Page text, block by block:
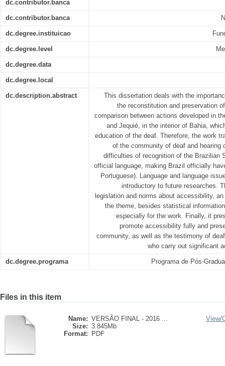
dc.contributor.banca
dc.contributor.banca
dc.degree.instituicao
dc.degree.level
dc.degree.data
dc.degree.local
dc.description.abstract
This dissertation deals with the
the reconstitution and preservation
comparison between actions developed in
and Jequié, in the interior of Bahia,
education of the deaf. Therefore, the work
of the community of deaf and hearing
difficulties of recognition of the Brazilian
official language, making Brazil officially
Portuguese). Language and language
introductory to future researches.
legislation and norms about accessibility,
the theme, besides statistical
especially for the work. Finally, it
promote accessibility fully and
community, as well as the testimony of
who carry out significant
dc.degree.programa Programa de Pós-
Files in this item
Name: VERSÃO FINAL - 2016 ...
Size: 3.845Mb
Format:
PDF
View/